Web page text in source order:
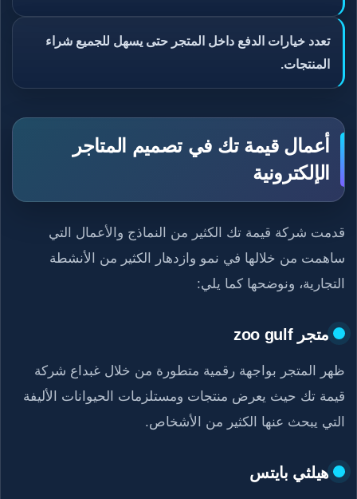
تعدد خيارات الدفع داخل المتجر حتى يسهل للجميع شراء
المنتجات.
أعمال قيمة تك في تصميم المتاجر
الإلكترونية
قدمت شركة قيمة تك الكثير من النماذج والأعمال التي
ساهمت من خلالها في نمو وازدهار الكثير من الأنشطة
التجارية، ونوضحها كما يلي:
متجر zoo gulf
ظهر المتجر بواجهة رقمية متطورة من خلال غبداع شركة
قيمة تك حيث يعرض منتجات ومستلزمات الحيوانات الأليفة
التي يبحث عنها الكثير من الأشخاص.
هيلثي بايتس